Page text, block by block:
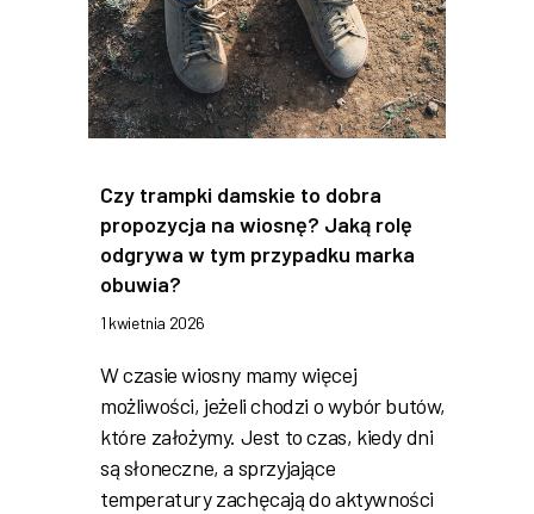
Czy trampki damskie to dobra
propozycja na wiosnę? Jaką rolę
odgrywa w tym przypadku marka
obuwia?
1 kwietnia 2026
W czasie wiosny mamy więcej
możliwości, jeżeli chodzi o wybór butów,
które założymy. Jest to czas, kiedy dni
są słoneczne, a sprzyjające
temperatury zachęcają do aktywności